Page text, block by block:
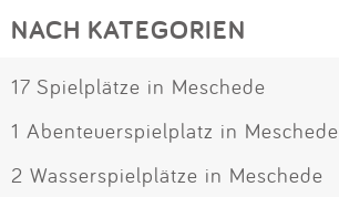
NACH KATEGORIEN
17 Spielplätze in Meschede
1 Abenteuerspielplatz in Meschede
2 Wasserspielplätze in Meschede